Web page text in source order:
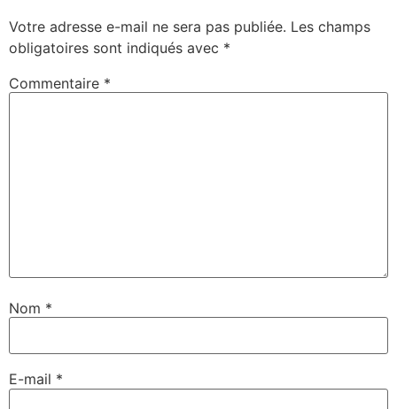
Votre adresse e-mail ne sera pas publiée. Les champs
obligatoires sont indiqués avec *
Commentaire *
Nom *
E-mail *